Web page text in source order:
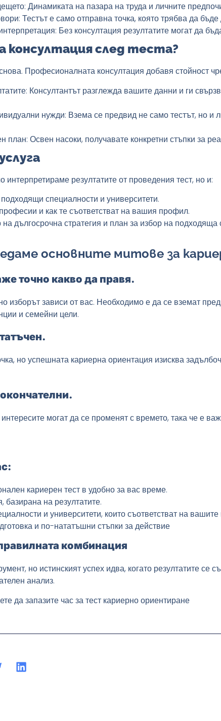
: Динамиката на пазара на труда и личните
: Тестът е само отправна точка, която трябва да
: Без консултация резултатите могат да
консултация след теста?
Професионалната консултация добавя стойност
: Консултантът разглежда вашите данни и ги
нужди: Взема се предвид не само тестът, но и
план: Освен насоки, получавате конкретни стъпки за
интерпретираме резултатите от проведения тест, но и:
специалности и университети.
и как те съответстват на вашия профил.
дългосрочна стратегия и план за избор на подходяща
основните митове за
точно какво да правя.
изборът зависи от вас. Необходимо е да се вземат
и семейни цели.
но успешната кариерна ориентация изисква
могат да се променят с времето, така че е
кариерен тест в удобно за вас време.
на резултатите.
и университети, които съответстват на вашите
и по-нататъшни стъпки за действие
комбинация
но истинският успех идва, когато резултатите се
анализ.
да запазите час за тест кариерно ориентиране